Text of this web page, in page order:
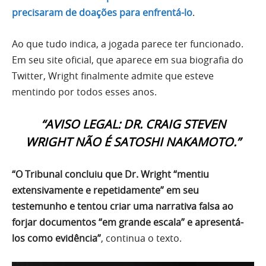
precisaram de doações para enfrentá-lo.
Ao que tudo indica, a jogada parece ter funcionado.
Em seu site oficial, que aparece em sua biografia do
Twitter, Wright finalmente admite que esteve
mentindo por todos esses anos.
“AVISO LEGAL: DR. CRAIG STEVEN
WRIGHT NÃO É SATOSHI NAKAMOTO.”
“O Tribunal concluiu que Dr. Wright “mentiu
extensivamente e repetidamente” em seu
testemunho e tentou criar uma narrativa falsa ao
forjar documentos “em grande escala” e apresentá-
los como evidência”, continua o texto.